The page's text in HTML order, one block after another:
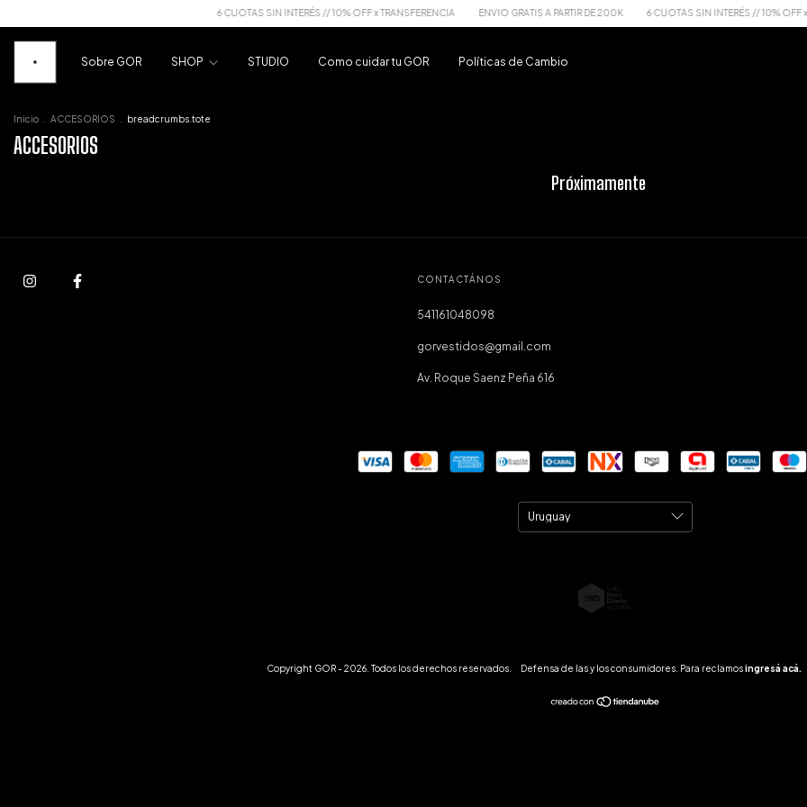
6 CUOTAS SIN INTERÉS // 10% OFF x TRANSFERENCIA ENVIO GRATIS A PARTIR DE 200K 6 CUOTAS SIN INTERÉS // 10% OFF x
Sobre GOR SHOP STUDIO Como cuidar tu GOR Políticas de Cambio
Inicio ACCESORIOS breadcrumbs.tote
ACCESORIOS
Próximamente
CONTACTÁNOS
541161048098
gorvestidos@gmail.com
Av. Roque Saenz Peña 616
Copyright GOR - 2026. Todos los derechos reservados. Defensa de las y los consumidores. Para reclamosingresá acá.